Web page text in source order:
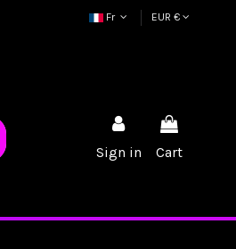
Fr EUR €
Sign in Cart